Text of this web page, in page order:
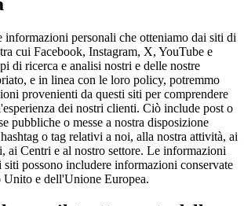
personali che otteniamo dai siti di
cui Facebook, Instagram, X, YouTube e
di ricerca e analisi nostri e delle nostre
e in linea con le loro policy, potremmo
provenienti da questi siti per comprendere
dei nostri clienti. Ciò include post o
pubbliche o messe a nostra disposizione
o tag relativi a noi, alla nostra attività, ai
ai Centri e al nostro settore. Le informazioni
siti possono includere informazioni conservate
e dell'Unione Europea.